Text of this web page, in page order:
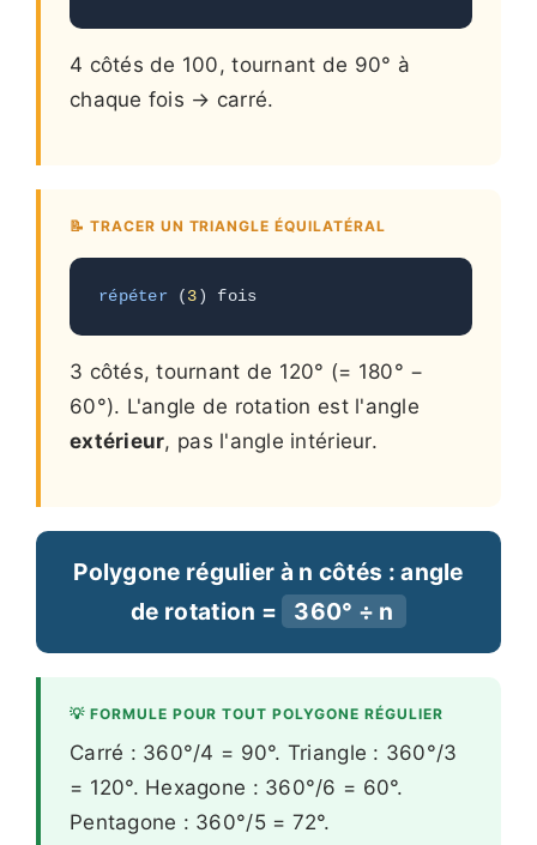
4 côtés de 100, tournant de 90° à
chaque fois → carré.
📝 TRACER UN TRIANGLE ÉQUILATÉRAL
répéter (3) fois
3 côtés, tournant de 120° (= 180° −
60°). L'angle de rotation est l'angle
extérieur, pas l'angle intérieur.
Polygone régulier à n côtés : angle
de rotation =
360° ÷ n
💡 FORMULE POUR TOUT POLYGONE RÉGULIER
Carré : 360°/4 = 90°. Triangle : 360°/3
= 120°. Hexagone : 360°/6 = 60°.
Pentagone : 360°/5 = 72°.